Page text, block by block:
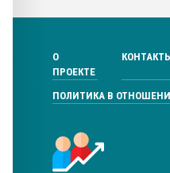
О
ПРОЕКТЕ
ПОЛИТИКА В